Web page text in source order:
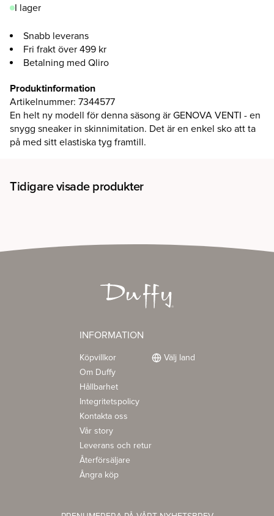
I lager
Snabb leverans
Fri frakt över 499 kr
Betalning med Qliro
Produktinformation
Artikelnummer: 7344577
En helt ny modell för denna säsong är GENOVA VENTI - en
snygg sneaker in skinnimitation. Det är en enkel sko att ta
på med sitt elastiska tyg framtill.
Tidigare visade produkter
INFORMATION
Köpvillkor
Om Duffy
Hållbarhet
Integritetspolicy
Kontakta oss
Vår story
Leverans och retur
Återförsäljare
Ångra köp
Välj land